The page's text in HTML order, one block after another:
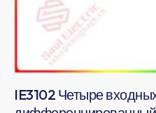
IE3102 Четыре